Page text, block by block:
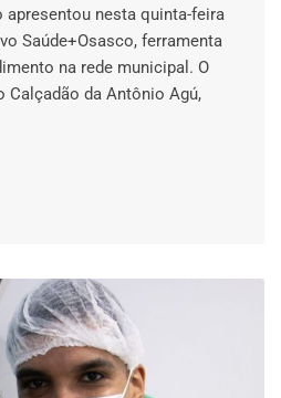
apresentou nesta quinta-feira
Saúde+Osasco, ferramenta
na rede municipal. O
Calçadão da Antônio Agú,